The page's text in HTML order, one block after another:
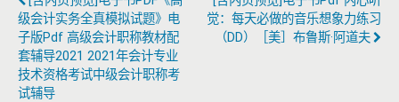
级会计实务全真模拟试题》电
子版pdf 高级会计职称教材配
套辅导2021 2021年会计专业
技术资格考试中级会计职称考
试辅导
觉：每天必做的音乐想象力练习
（DD）［美］布鲁斯·阿道夫